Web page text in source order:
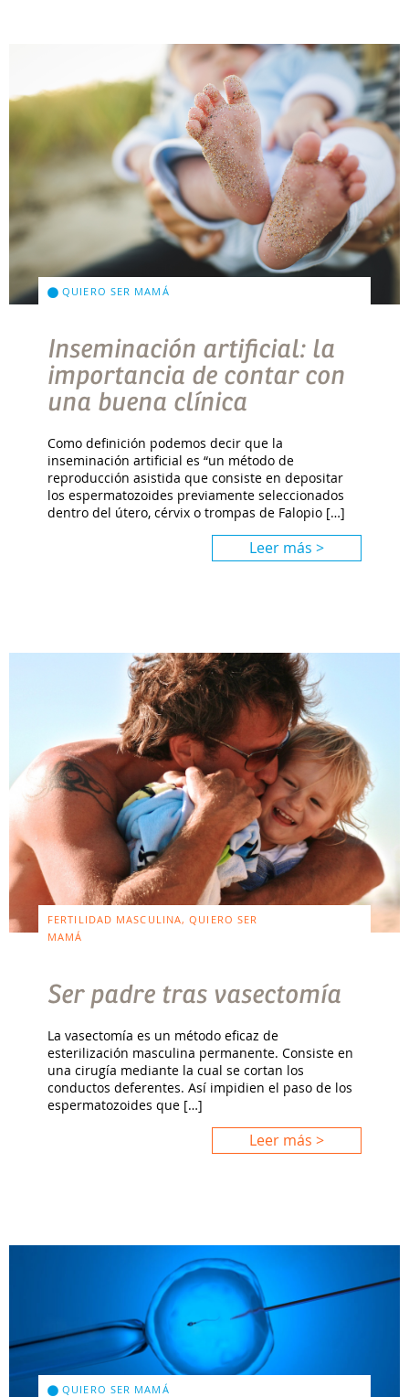
QUIERO SER MAMÁ
Inseminación artificial: la
importancia de contar con
una buena clínica
Como definición podemos decir que la
inseminación artificial es “un método de
reproducción asistida que consiste en depositar
los espermatozoides previamente seleccionados
dentro del útero, cérvix o trompas de Falopio […]
Leer más >
FERTILIDAD MASCULINA, QUIERO SER
MAMÁ
Ser padre tras vasectomía
La vasectomía es un método eficaz de
esterilización masculina permanente. Consiste en
una cirugía mediante la cual se cortan los
conductos deferentes. Así impidien el paso de los
espermatozoides que […]
Leer más >
QUIERO SER MAMÁ